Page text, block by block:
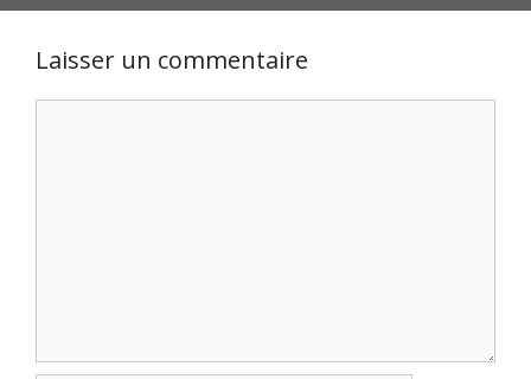
Laisser un commentaire